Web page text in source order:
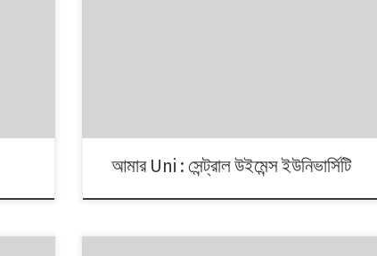
আমার Uni : সেন্ট্রাল উইমেন্স ইউনিভার্সিটি